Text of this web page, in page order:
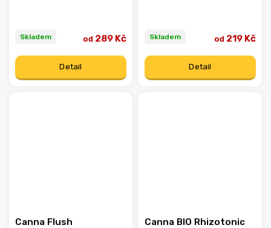
Skladem od 289 Kč
Detail
Skladem od 219 Kč
Detail
Canna Flush Canna BIO Rhizotonic